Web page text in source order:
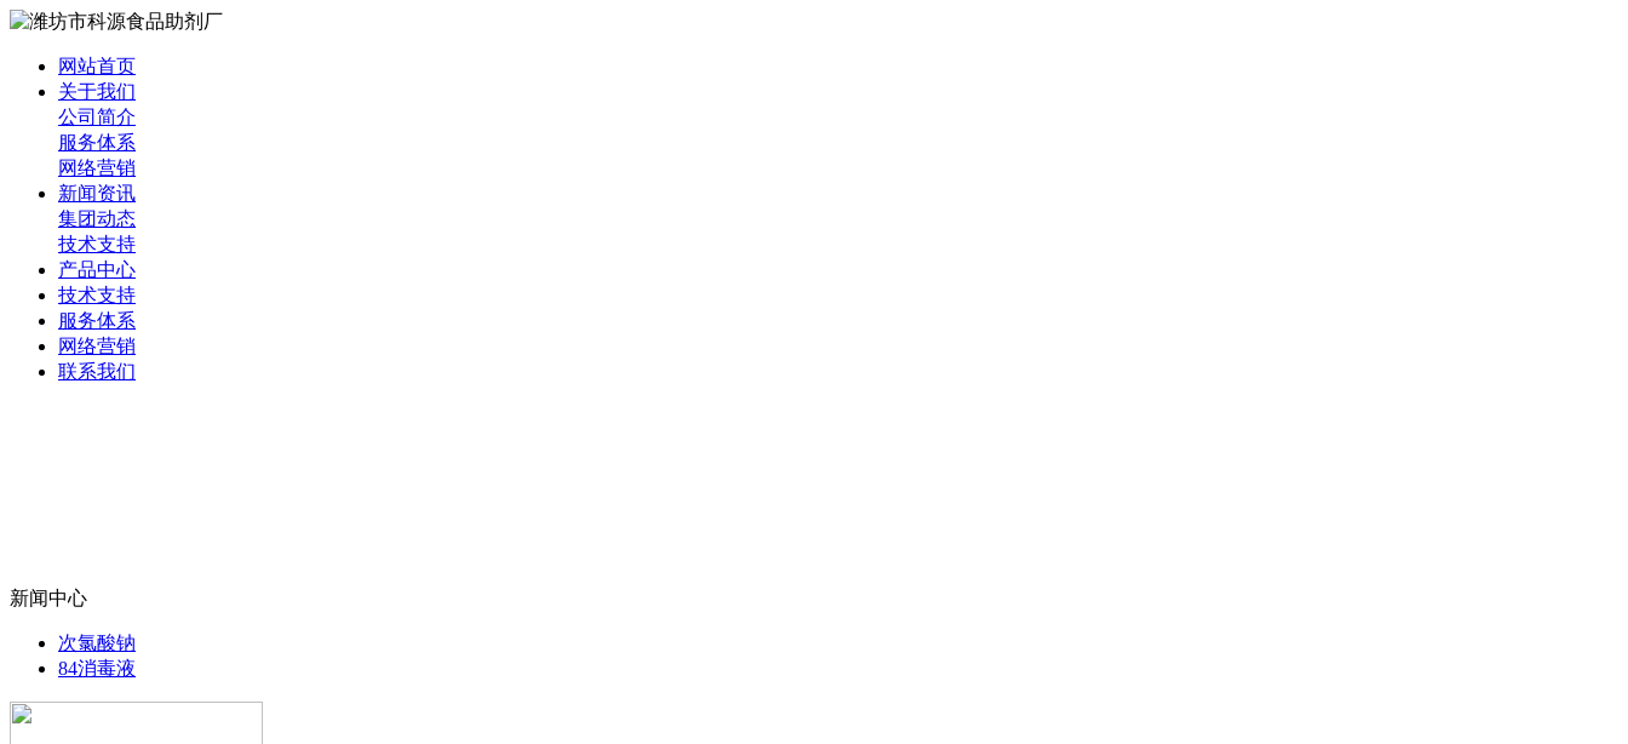
网站首页
关于我们
公司简介
服务体系
网络营销
新闻资讯
集团动态
技术支持
产品中心
技术支持
服务体系
网络营销
联系我们
新闻中心
次氯酸钠
84消毒液